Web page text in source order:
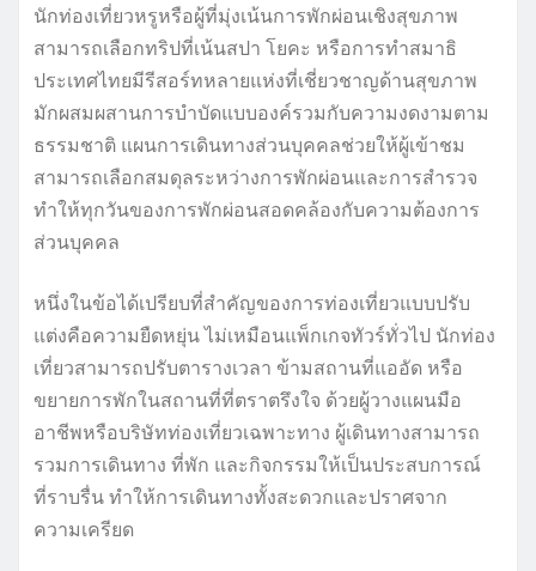
นักท่องเที่ยวหรูหรือผู้ที่มุ่งเน้นการพักผ่อนเชิงสุขภาพ
สามารถเลือกทริปที่เน้นสปา โยคะ หรือการทำสมาธิ
ประเทศไทยมีรีสอร์ทหลายแห่งที่เชี่ยวชาญด้านสุขภาพ
มักผสมผสานการบำบัดแบบองค์รวมกับความงดงามตาม
ธรรมชาติ แผนการเดินทางส่วนบุคคลช่วยให้ผู้เข้าชม
สามารถเลือกสมดุลระหว่างการพักผ่อนและการสำรวจ
ทำให้ทุกวันของการพักผ่อนสอดคล้องกับความต้องการ
ส่วนบุคคล
หนึ่งในข้อได้เปรียบที่สำคัญของการท่องเที่ยวแบบปรับ
แต่งคือความยืดหยุ่น ไม่เหมือนแพ็กเกจทัวร์ทั่วไป นักท่อง
เที่ยวสามารถปรับตารางเวลา ข้ามสถานที่แออัด หรือ
ขยายการพักในสถานที่ที่ตราตรึงใจ ด้วยผู้วางแผนมือ
อาชีพหรือบริษัทท่องเที่ยวเฉพาะทาง ผู้เดินทางสามารถ
รวมการเดินทาง ที่พัก และกิจกรรมให้เป็นประสบการณ์
ที่ราบรื่น ทำให้การเดินทางทั้งสะดวกและปราศจาก
ความเครียด